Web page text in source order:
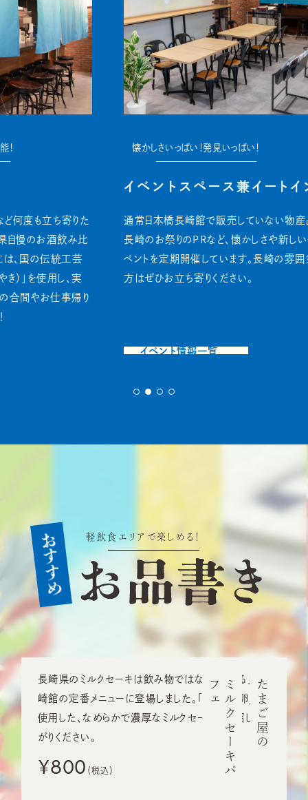
懐かしさいっぱい！発見いっぱい！
イベントスペース兼イートインコーナー
通常日本橋長崎館で販売していない物産品の実演販売や
長崎のお祭りのPRなど、懐かしさや新しい発見にあふれたイ
ベントを定期開催しています。長崎の雰囲気を肌で感じたい
方はぜひお立ち寄りください。
軽飲食エリアで楽しめる！
おすすめ お品書き
たまご屋の
ミ
ル
ク
セ
ー
キ
パ
フ
ェ
長崎県のミルクセーキは飲み物ではなく「食べる」！長
崎館の定番メニューに登場しました。「クイーン卵」を
使用した、なめらかで濃厚なミルクセーキをお召し上
がりください。
¥800